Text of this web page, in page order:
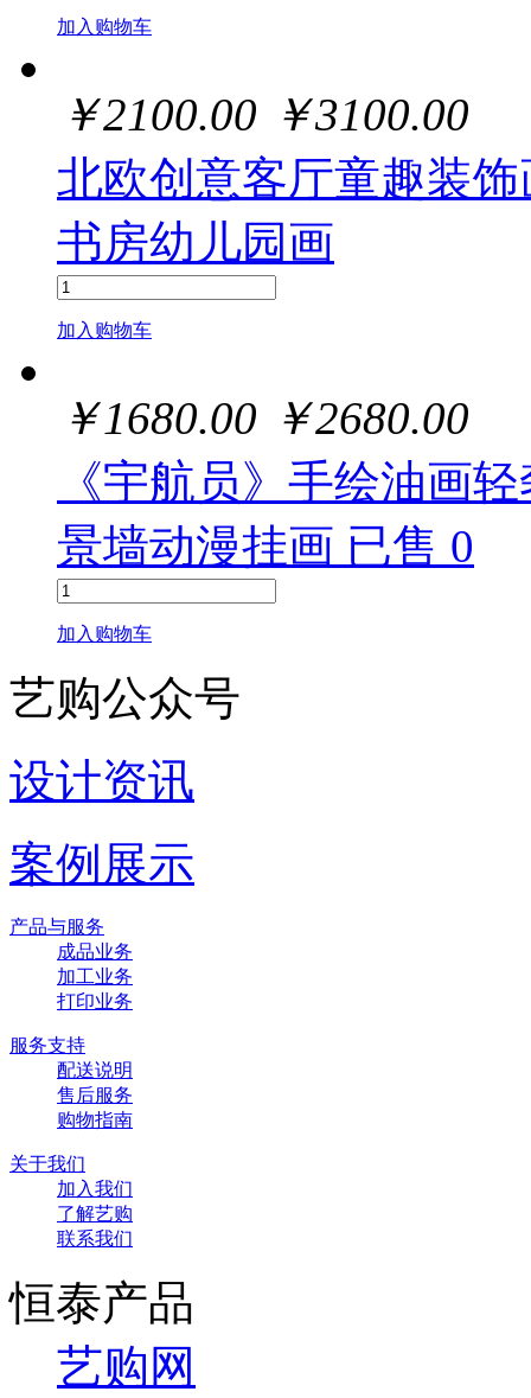
加入购物车
￥2100.00 ￥3100.00
北欧创意客厅童趣装
书房幼儿园画
加入购物车
￥1680.00 ￥2680.00
《宇航员》手绘油画
景墙动漫挂画 已售 0
加入购物车
艺购公众号
设计资讯
案例展示
产品与服务
成品业务
加工业务
打印业务
服务支持
配送说明
售后服务
购物指南
关于我们
加入我们
了解艺购
联系我们
恒泰产品
艺购网